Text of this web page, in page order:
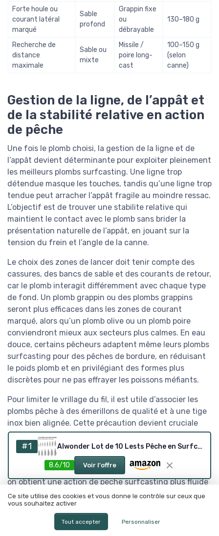
Forte houle ou
courant latéral
marqué
Sable
profond
Grappin fixe
ou
débrayable
130–180 g
Recherche de
distance
maximale
Sable ou
mixte
Missile /
poire long-
cast
100–150 g
(selon
canne)
Gestion de la ligne, de l’appât et
de la stabilité relative en action
de pêche
Une fois le plomb choisi, la gestion de la ligne et de
l’appât devient déterminante pour exploiter pleinement
les meilleurs plombs surfcasting. Une ligne trop
détendue masque les touches, tandis qu’une ligne trop
tendue peut arracher l’appât fragile au moindre ressac.
L’objectif est de trouver une stabilite relative qui
maintient le contact avec le plomb sans brider la
présentation naturelle de l’appât, en jouant sur la
tension du frein et l’angle de la canne.
Le choix des zones de lancer doit tenir compte des
cassures, des bancs de sable et des courants de retour,
car le plomb interagit différemment avec chaque type
de fond. Un plomb grappin ou des plombs grappins
seront plus efficaces dans les zones de courant
marqué, alors qu’un plomb olive ou un plomb poire
conviendront mieux aux secteurs plus calmes. En eau
douce, certains pêcheurs adaptent même leurs plombs
surfcasting pour des pêches de bordure, en réduisant
le poids plomb et en privilégiant des formes plus
discrètes pour ne pas effrayer les poissons méfiants.
Pour limiter le vrillage du fil, il est utile d’associer les
plombs pêche à des émerillons de qualité et à une tige
inox bien alignée. Cette précaution devient cruciale
avec des lancers distance répétés, surtout lorsque l’on
utilise un plomb missile ou un plomb portugais qui
tournent légèrement en vol. En travaillant ainsi chaque
détail de la ligne, du plomb grappin à l’anneau terminal,
on obtient une action de peche surfcasting plus fluide
et plus productive, avec moins de perruques et de
casses.
Une bonne habitude consiste à photographier ses
#1 Alwonder Lot de 10 Lests Pêche en Surfcasting Plomb Pêche avec Anneau en Fer Qui Efficacement Le Bas de Ligne Tout en Permettant au Montage de Dériver Lentement sur Le Fond 60g 10
8.6/10 Voir l'offre
Ce site utilise des cookies et vous donne le contrôle sur ceux que
vous souhaitez activer
Tout accepter Personnaliser